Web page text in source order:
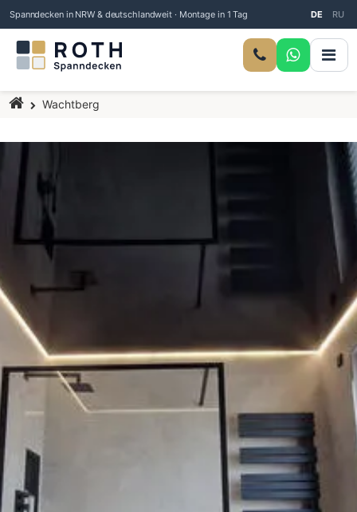
Spanndecken in NRW & deutschlandweit · Montage in 1 Tag DE RU
Startseite
Wachtberg